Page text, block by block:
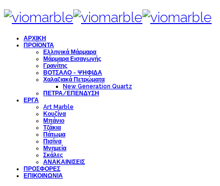
ΑΡΧΙΚΗ
ΠΡΟΪΟΝΤΑ
Ελληνικά Μάρμαρα
Μάρμαρα Εισαγωγής
Γρανίτης
ΒΟΤΣΑΛΟ - ΨΗΦΙΔΑ
Χαλαζιακά Πετρώματα
New Generation Quartz
ΠΕΤΡΑ/ΕΠΕΝΔΥΣΗ
ΕΡΓΑ
Art Marble
Κουζίνα
Μπάνιο
Τζάκια
Πάτωμα
Πισίνα
Μνημεία
Σκάλες
ΑΝΑΚΑΙΝΙΣΕΙΣ
ΠΡΟΣΦΟΡΕΣ
ΕΠΙΚΟΙΝΩΝΙΑ